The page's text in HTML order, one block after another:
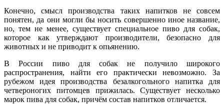
Конечно, смысл производства таких напитков не совсем
понятен, да они могли бы носить совершенно иное название,
но, тем не менее, существует специальное пиво для собак,
которое как утверждают производители, безопасно для
животных и не приводит к опьянению.
В России пиво для собак не получило широкого
распространения, найти его практически невозможно. За
рубежом идея производства безалкогольного напитка для
четвероногих питомцев прижилась. Существует несколько
марок пива для собак, причём состав напитков отличается.